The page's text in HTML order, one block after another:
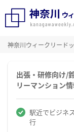
神奈川ウィークリード
出張・研修向け/
リーマンション
駅近でビジネ
行